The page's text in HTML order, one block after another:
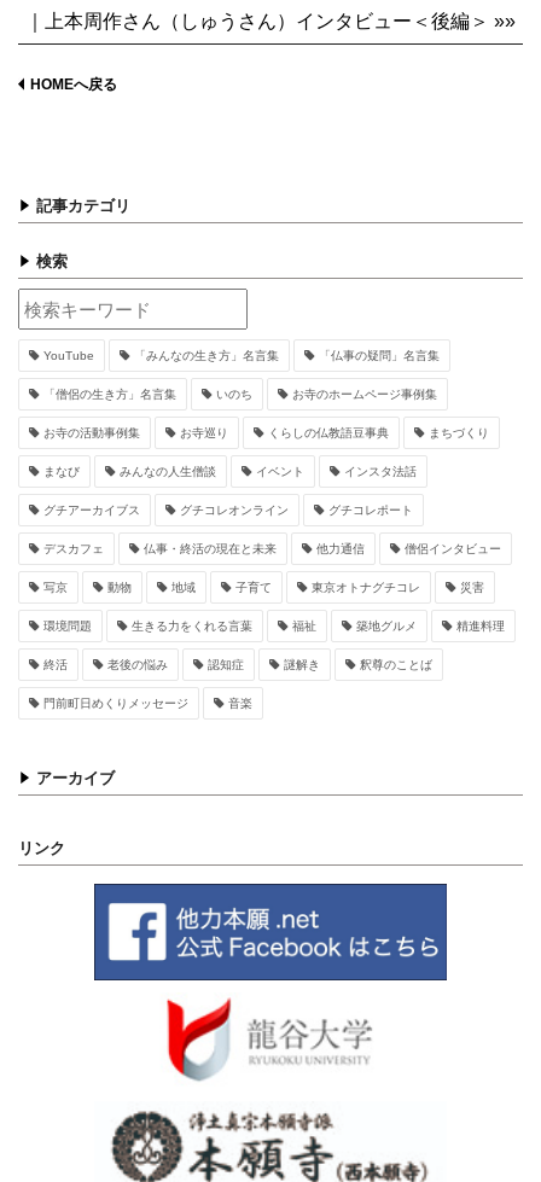
｜上本周作さん（しゅうさん）インタビュー＜後編＞ »»
HOMEへ戻る
記事カテゴリ
検索
YouTube 「みんなの生き方」名言集 「仏事の疑問」名言集
「僧侶の生き方」名言集 いのち お寺のホームページ事例集
お寺の活動事例集 お寺巡り くらしの仏教語豆事典 まちづくり
まなび みんなの人生僧談 イベント インスタ法話
グチアーカイブス グチコレオンライン グチコレポート
デスカフェ 仏事・終活の現在と未来 他力通信 僧侶インタビュー
写京 動物 地域 子育て 東京オトナグチコレ 災害
環境問題 生きる力をくれる言葉 福祉 築地グルメ 精進料理
終活 老後の悩み 認知症 謎解き 釈尊のことば
門前町日めくりメッセージ 音楽
アーカイブ
リンク